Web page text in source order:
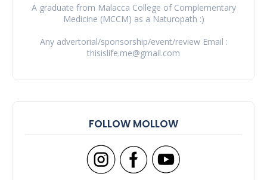
A graduate from Malacca College of Complementary
Medicine (MCCM) as a Naturopath :)
Any advertorial/sponsorship/event/review Email :
thisislife.me@gmail.com
FOLLOW MOLLOW